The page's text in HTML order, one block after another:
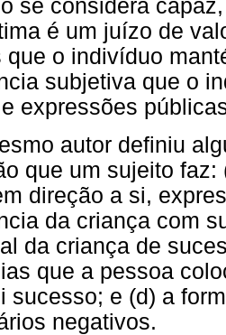
se considera
é um juízo de
que o indivíduo
subjetiva que o
expressões
autor definiu
que um sujeito
direção a si,
da criança com
da criança de
que a pessoa
sucesso; e (d) a
negativos.